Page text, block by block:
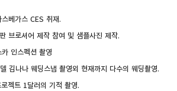
베가스 CES 취재.
브로셔어 제작 참여 및 샘플사진 제작.
카 인스펙션 촬영
김나나 웨딩스냅 촬영외 현재까지 다수의 웨딩촬영.
젝트 1달러의 기적 촬영.